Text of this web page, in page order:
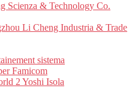
Scienza & Technology Co.
Li Cheng Industria & Trade
sistema
Famicom
2 Yoshi Isola